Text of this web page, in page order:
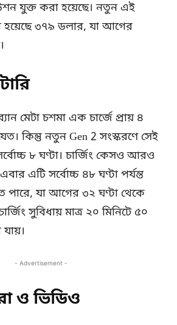
যুক্ত করা হয়েছে। নতুন এই
হয়েছে ৩৭৯ ডলার, যা আগের
মেটা চশমা এক চার্জে প্রায় ৪
কিন্তু নতুন Gen 2 সংস্করণে সেই
৮ ঘণ্টা। চার্জিং কেসও আরও
এটি সর্বোচ্চ ৪৮ ঘণ্টা পর্যন্ত
পারে, যা আগের ৩২ ঘণ্টা থেকে
সুবিধায় মাত্র ২০ মিনিটে ৫০
- Advertisement -
ও ভিডিও